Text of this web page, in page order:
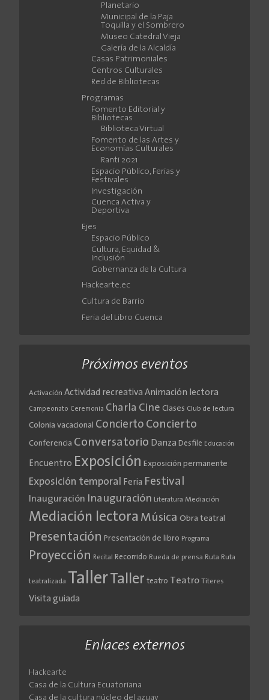
Planetario
Municipal de la Paja
Toquilla y el Sombrero
Museo Catedral Vieja
Galería de la Alcaldía
Casas Patrimoniales
Centros Culturales
Red de Bibliotecas
Programas
Fomento Editorial y
Bibliotecas
Biblioteca Virtual
Fomento de las Artes y
Economías Culturales
Ranti 2021
Espacio Público, Ferias y
Festivales
Investigación
Cuenca Activa y
Deportiva
Ejes
Espacio Público
Cultura, Equidad &
Inclusión
Gobernanza de la Cultura
Hackearte.ec
Cultura de Barrio
Feria del Libro Cuenca
Próximos eventos
Activación Actividad recreativa Animación lectora
Campeonato Ceremonia Charla Cine Clases Club de lectura
Colonia vacacional Concierto Concierto
Conferencia Conversatorio Danza Desfile Educación
Encuentro Exposición Exposición permanente
Exposición temporal Feria Festival
Inauguración Inauguración Literatura Mediación
Mediación lectora Música Obra teatral
Presentación Presentación de libro Programa
Proyección Recital Recorrido Rueda de prensa Ruta Ruta
teatralizada TallerTaller teatro Teatro Títeres
Visita guiada
Enlaces externos
Hackearte
Casa de la Cultura Ecuatoriana
Casa de la cultura núcleo del azuay